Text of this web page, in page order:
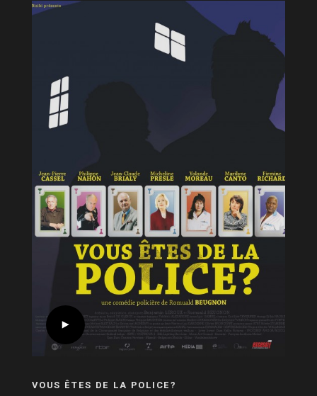
VOUS ÊTES DE LA POLICE?